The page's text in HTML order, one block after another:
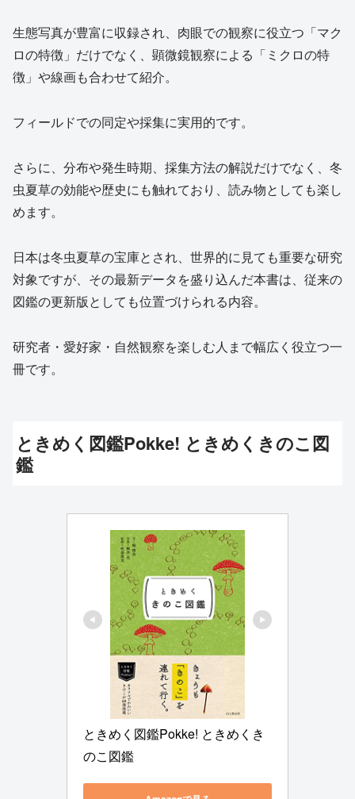
生態写真が豊富に収録され、肉眼での観察に役立つ「マク
ロの特徴」だけでなく、顕微鏡観察による「ミクロの特
徴」や線画も合わせて紹介。
フィールドでの同定や採集に実用的です。
さらに、分布や発生時期、採集方法の解説だけでなく、冬
虫夏草の効能や歴史にも触れており、読み物としても楽し
めます。
日本は冬虫夏草の宝庫とされ、世界的に見ても重要な研究
対象ですが、その最新データを盛り込んだ本書は、従来の
図鑑の更新版としても位置づけられる内容。
研究者・愛好家・自然観察を楽しむ人まで幅広く役立つ一
冊です。
ときめく図鑑Pokke! ときめくきのこ図
鑑
ときめく図鑑Pokke! ときめくき
のこ図鑑